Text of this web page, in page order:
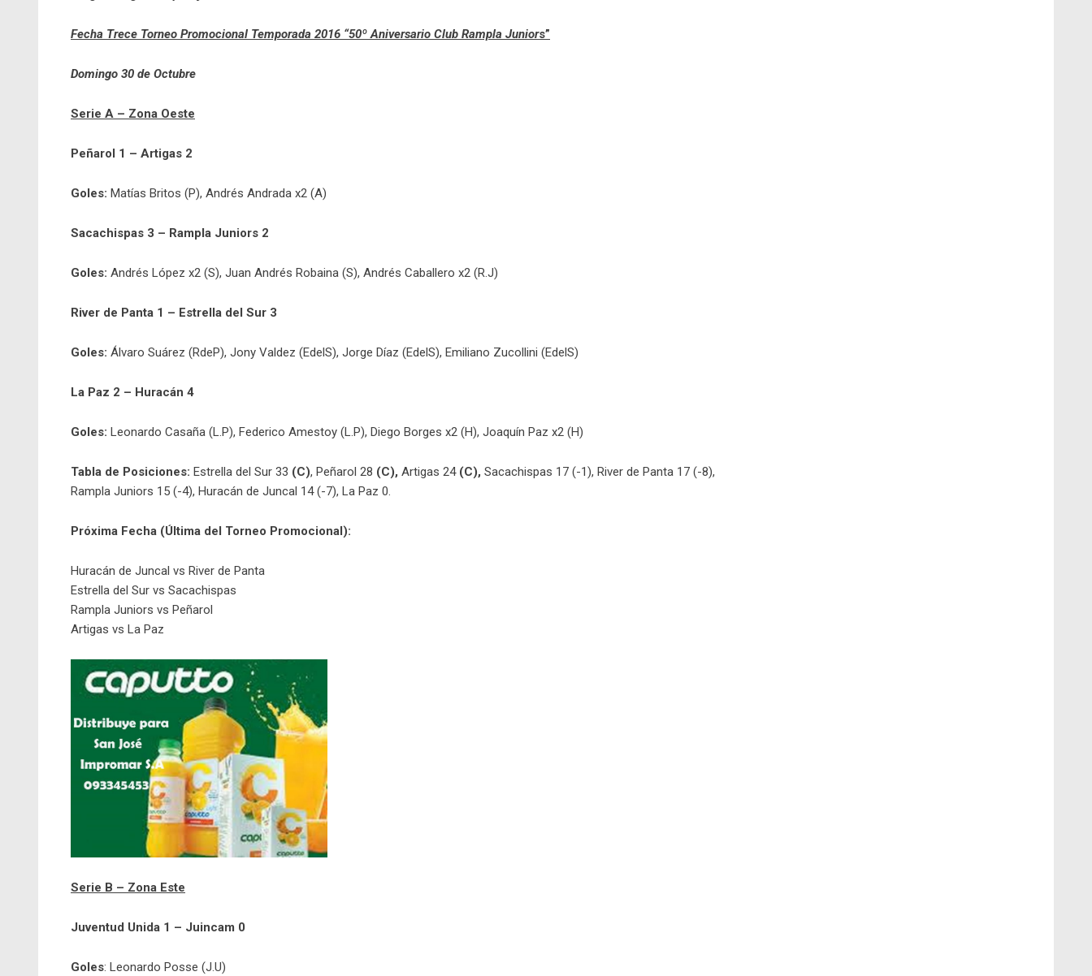
Fecha Trece Torneo Promocional Temporada 2016 “50º Aniversario Club Rampla Juniors”
Domingo 30 de Octubre
Serie A – Zona Oeste
Peñarol 1 – Artigas 2
Goles: Matías Britos (P), Andrés Andrada x2 (A)
Sacachispas 3 – Rampla Juniors 2
Goles: Andrés López x2 (S), Juan Andrés Robaina (S), Andrés Caballero x2 (R.J)
River de Panta 1 – Estrella del Sur 3
Goles: Álvaro Suárez (RdeP), Jony Valdez (EdelS), Jorge Díaz (EdelS), Emiliano Zucollini (EdelS)
La Paz 2 – Huracán 4
Goles: Leonardo Casaña (L.P), Federico Amestoy (L.P), Diego Borges x2 (H), Joaquín Paz x2 (H)
Tabla de Posiciones: Estrella del Sur 33 (C), Peñarol 28 (C), Artigas 24 (C), Sacachispas 17 (-1), River de Panta 17 (-8),
Rampla Juniors 15 (-4), Huracán de Juncal 14 (-7), La Paz 0.
Próxima Fecha (Última del Torneo Promocional):
Huracán de Juncal vs River de Panta
Estrella del Sur vs Sacachispas
Rampla Juniors vs Peñarol
Artigas vs La Paz
Serie B – Zona Este
Juventud Unida 1 – Juincam 0
Goles: Leonardo Posse (J.U)